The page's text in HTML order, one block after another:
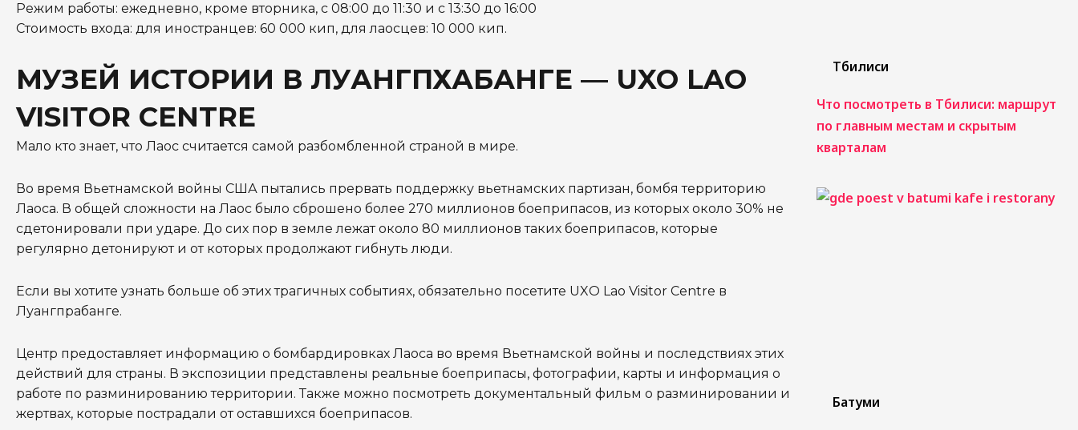
Режим работы: ежедневно, кроме вторника, с 08:00 до 11:30 и с 13:30 до 16:00
Стоимость входа: для иностранцев: 60 000 кип, для лаосцев: 10 000 кип.
МУЗЕЙ ИСТОРИИ В ЛУАНГПХАБАНГЕ — UXO LAO
VISITOR CENTRE
Мало кто знает, что Лаос считается самой разбомбленной страной в мире.
Во время Вьетнамской войны США пытались прервать поддержку вьетнамских партизан, бомбя территорию
Лаоса. В общей сложности на Лаос было сброшено более 270 миллионов боеприпасов, из которых около 30% не
сдетонировали при ударе. До сих пор в земле лежат около 80 миллионов таких боеприпасов, которые
регулярно детонируют и от которых продолжают гибнуть люди.
Если вы хотите узнать больше об этих трагичных событиях, обязательно посетите UXO Lao Visitor Centre в
Луангпрабанге.
Центр предоставляет информацию о бомбардировках Лаоса во время Вьетнамской войны и последствиях этих
действий для страны. В экспозиции представлены реальные боеприпасы, фотографии, карты и информация о
работе по разминированию территории. Также можно посмотреть документальный фильм о разминировании и
жертвах, которые пострадали от оставшихся боеприпасов.
Тбилиси
Что посмотреть в Тбилиси: маршрут
по главным местам и скрытым
кварталам
Батуми